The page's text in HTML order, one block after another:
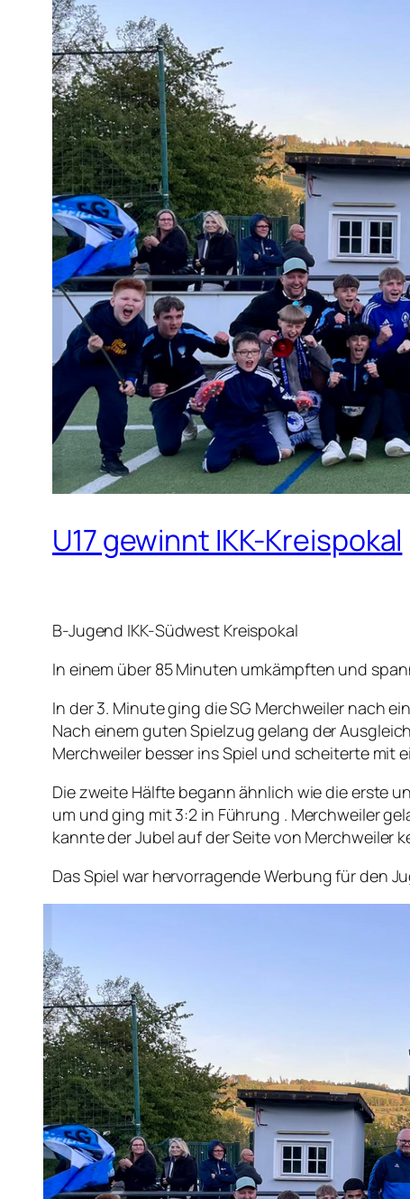
U17 gewinnt IKK-Kreispokal
B-Jugend IKK-Südwest Kreispokal
In einem über 85 Minuten umkämpften und
In der 3. Minute ging die SG Merchweiler nach
Nach einem guten Spielzug gelang der
Merchweiler besser ins Spiel und scheiterte mit
Die zweite Hälfte begann ähnlich wie die erste
um und ging mit 3:2 in Führung . Merchweiler
kannte der Jubel auf der Seite von Merchweiler
Das Spiel war hervorragende Werbung für den